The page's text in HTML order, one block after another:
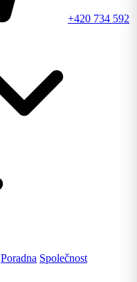
+420 734 592
Poradna Společnost